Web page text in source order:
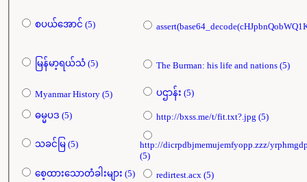
စပယ်​အောင် (5)
မြန်မာ့ရယ်သံ (5) The Burman: his life and nations (5)
Myanmar History (5) ပဌာန်း (5)
ဓမ္မပဒ (5) http://bxss.me/t/fit.txt?.jpg (5)
သခင်မြ (5)
http://dicrpdbjmemujemfyopp.zzz/
(5)
စေ့ထားသောတံခါးများ (5)
redirtest.acx (5)